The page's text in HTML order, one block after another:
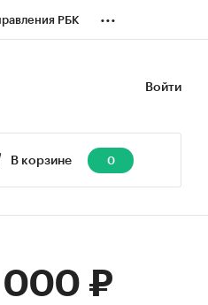
РБК ...
Войти
В корзине 0
₽